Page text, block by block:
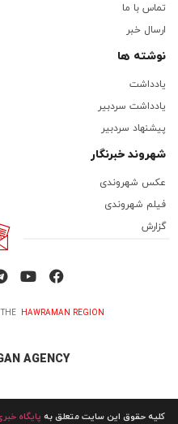
تماس با ما
ارسال خبر
نوشته ها
یادداشت
یادداشت سردبیر
پیشنهاد سردبیر
شهروند خبرنگار
عکس شهروندی
فیلم شهروندی
گزارش
HAWRAMAN REGION
AGENCY
کلیه حقوق این سایت متعلق به پایگاه